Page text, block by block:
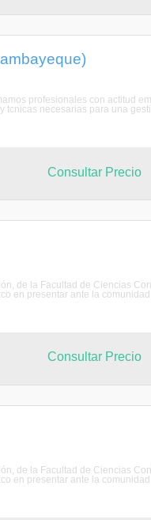
profesionales con actitud
tcnicas necesarias para una
Consultar Precio
de la Facultad de Ciencias
en presentar ante la
Consultar Precio
de la Facultad de Ciencias
en presentar ante la